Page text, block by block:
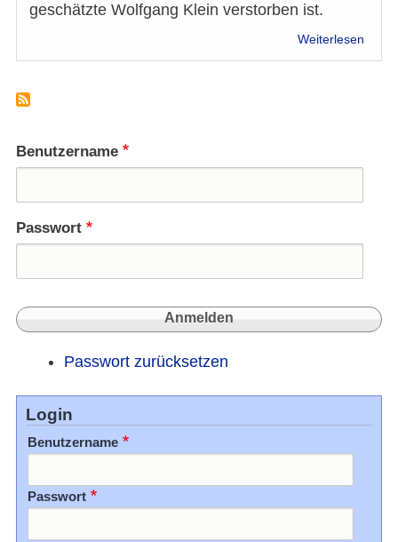
geschätzte Wolfgang Klein verstorben ist.
Weiterlesen
Benutzername
Passwort
Passwort zurücksetzen
Login
Benutzername
Passwort